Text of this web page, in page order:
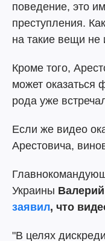
поведение, это
преступления.
на такие вещи не
Кроме того,
может оказаться
рода уже
Если же видео
Арестовича,
Украины
заявил, что
"В целях